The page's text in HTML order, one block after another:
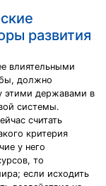
развития
влиятельными
бы, должно
этими державами в
системы.
считать
критерия
у него
то
если исходить